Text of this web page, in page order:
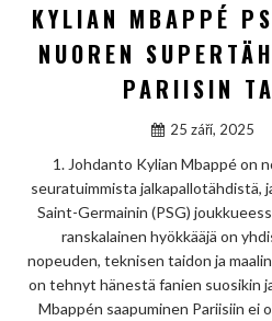
KYLIAN MBAPPÉ
NUOREN
PARIISIN
25 září, 2025
1. Johdanto Kylian Mbappé on
seuratuimmista jalkapallotähdistä,
Saint-Germainin (PSG)
ranskalainen hyökkääjä on
nopeuden, teknisen taidon ja
on tehnyt hänestä fanien suosikin
Mbappén saapuminen Pariisiin ei